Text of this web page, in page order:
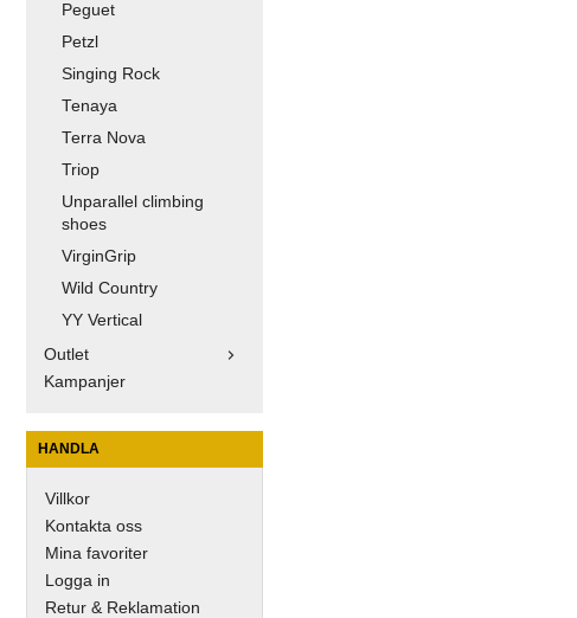
Peguet
Petzl
Singing Rock
Tenaya
Terra Nova
Triop
Unparallel climbing
shoes
VirginGrip
Wild Country
YY Vertical
Outlet
Kampanjer
HANDLA
Villkor
Kontakta oss
Mina favoriter
Logga in
Retur & Reklamation